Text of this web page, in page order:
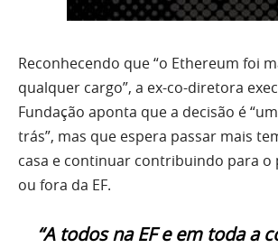
Reconhecendo que “o Ethereum foi
qualquer cargo”, a ex-co-diretora
Fundação aponta que a decisão é
trás”, mas que espera passar mais
casa e continuar contribuindo para
ou fora da EF.
“A todos na EF e em toda a